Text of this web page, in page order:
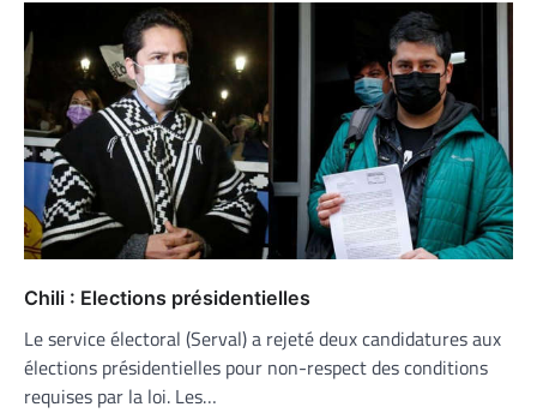
Chili : Elections présidentielles
Le service électoral (Serval) a rejeté deux candidatures aux
élections présidentielles pour non-respect des conditions
requises par la loi. Les…